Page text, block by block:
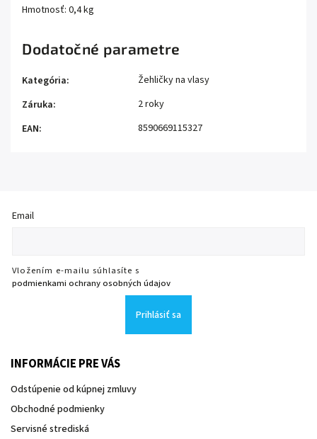
Hmotnosť: 0,4 kg
Dodatočné parametre
Kategória:
Žehličky na vlasy
Záruka:
2 roky
EAN: 8590669115327
Email
Vložením e-mailu súhlasíte s
podmienkami ochrany osobných údajov
Prihlásiť sa
INFORMÁCIE PRE VÁS
Odstúpenie od kúpnej zmluvy
Obchodné podmienky
Servisné strediská